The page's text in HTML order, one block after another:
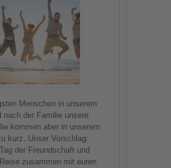
–
Reisetipps
für
Urlaub
mit
Menschen in unserem
nach der Familie unsere
kommen aber in unserem
kurz. Unser Vorschlag:
der Freundschaft und
zusammen mit euren